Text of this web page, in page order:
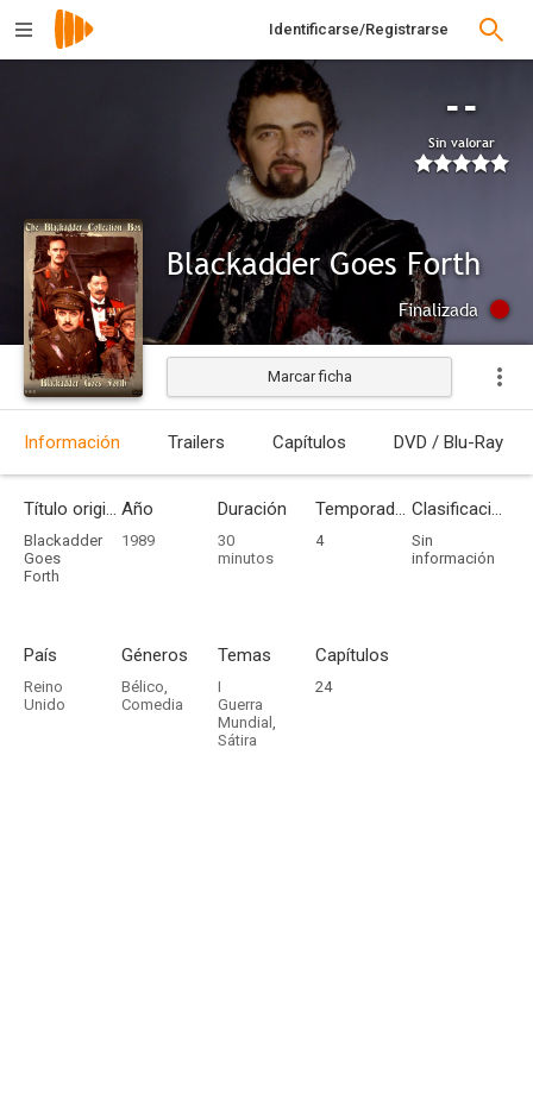
Identificarse/Registrarse
--
Sin valorar
Blackadder Goes Forth
Finalizada
Marcar ficha
Información Trailers Capítulos DVD / Blu-Ray
Título original
Blackadder
Goes
Forth
Año
1989
Duración
30
minutos
Temporadas
4
Clasificación por edades
Sin
información
País
Reino
Unido
Géneros
Bélico,
Comedia
Temas
I
Guerra
Mundial,
Sátira
Capítulos
24